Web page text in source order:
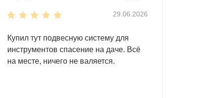
29.06.2026
Купил тут подвесную систему для
инструментов спасение на даче. Всё
на месте, ничего не валяется.